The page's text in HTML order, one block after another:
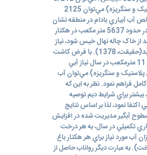
ليتر آب استحصال نمود. به بيان ديگر از هر هکتار سطح عايق(پلاستيک و سنگريزه) مي‌توان 2125
آب آبياري بادام در منطقه نشان
مي‌دهد که با توجه به راندمان آبياري، آب مصرفي بادام در منطقه در حدود 5637 متر مكعب در هكتار
1378). در اين صورت اگر فقط 75 درصد از خاک چاله نهال خيس شود، نياز
خالص آب آبياري بادام به 4439 مترمکعب در هکتار کاهش مي‌يابد(حقيقت، 1378). با فرض کاشت
400 اصله درخت بادام در هر هکتار(عرف منطقه)، هر درخت بادام 11 مترمکعب در سال نياز آبي
پلاستيک و سنگريزه) مي‌توان آب
کامل فراهم نمود. نظر به اين که
براي شرايط ديم توصيه
نمود، لذا بر اساس نتايج
آبگير مديريت شده در افزايش
مجري)، مي‌توان مجموعاً در 7 نوبت آبياري تکميلي در سال، به هر درخت
آب مورد نياز براي هر هکتار باغ
در سال مي‌باشد(بر اساس400 اصله درخت). به عبارت ديگر رواناب حاصل از